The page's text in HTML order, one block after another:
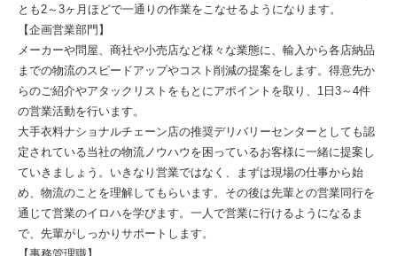
とも2～3ヶ月ほどで一通りの作業をこなせるようになります。
【企画営業部門】
メーカーや問屋、商社や小売店など様々な業態に、輸入から各店納品
までの物流のスピードアップやコスト削減の提案をします。得意先か
らのご紹介やアタックリストをもとにアポイントを取り、1日3～4件
の営業活動を行います。
大手衣料ナショナルチェーン店の推奨デリバリーセンターとしても認
定されている当社の物流ノウハウを困っているお客様に一緒に提案し
ていきましょう。いきなり営業ではなく、まずは現場の仕事から始
め、物流のことを理解してもらいます。その後は先輩との営業同行を
通じて営業のイロハを学びます。一人で営業に行けるようになるま
で、先輩がしっかりサポートします。